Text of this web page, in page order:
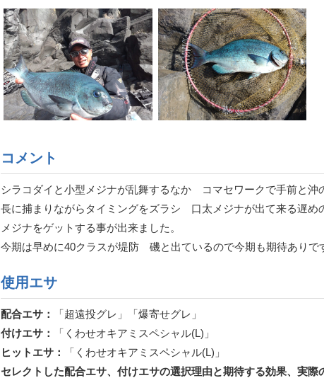
コメント
シラコダイと小型メジナが乱舞するなか コマセワークで手前と沖
長に捕まりながらタイミングをズラシ 口太メジナが出て来る遅め
メジナをゲットする事が出来ました。
今期は早めに40クラスが堤防 磯と出ているので今期も期待ありで
使用エサ
配合エサ：
「超遠投グレ」「爆寄せグレ」
付けエサ：
「くわせオキアミスペシャル(L)」
ヒットエサ：
「くわせオキアミスペシャル(L)」
セレクトした配合エサ、付けエサの選択理由と期待する効果、実際